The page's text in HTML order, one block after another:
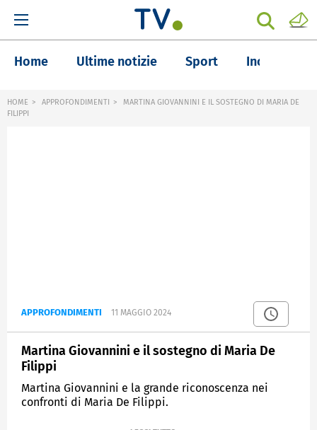
Home Ultime notizie Sport Inchieste
HOME APPROFONDIMENTI
MARTINA GIOVANNINI E IL SOSTEGNO DI MARIA DE
FILIPPI
APPROFONDIMENTI 11 MAGGIO 2024
Martina Giovannini e il sostegno di Maria De
Filippi
Martina Giovannini e la grande riconoscenza nei
confronti di Maria De Filippi.